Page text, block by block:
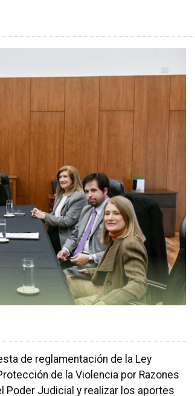
de reglamentación de la Ley
de la Violencia por Razones
Poder Judicial y realizar los aportes